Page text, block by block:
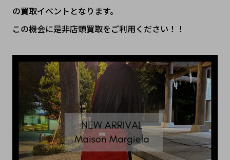
の買取イベントとなります。
この機会に是非店頭買取をご利用ください！！